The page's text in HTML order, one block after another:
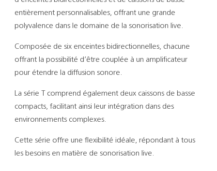
entièrement personnalisables, offrant une grande
polyvalence dans le domaine de la sonorisation live.
Composée de six enceintes bidirectionnelles, chacune
offrant la possibilité d’être couplée à un amplificateur
pour étendre la diffusion sonore.
La série T comprend également deux caissons de basse
compacts, facilitant ainsi leur intégration dans des
environnements complexes.
Cette série offre une flexibilité idéale, répondant à tous
les besoins en matière de sonorisation live.